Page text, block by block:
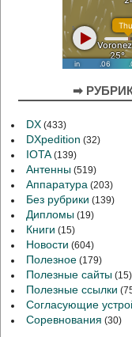
➡
DX (433)
DXpedition (32)
IOTA(139)
Антенны (519)
Аппаратура (203)
Без рубрики (139)
Дипломы (19)
Книги (15)
Новости (604)
Полезное (179)
Полезные сайты (15)
Полезные ссылки
Согласующие
Соревнования (30)